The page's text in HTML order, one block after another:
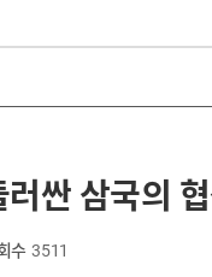
싼 삼국의
수3511